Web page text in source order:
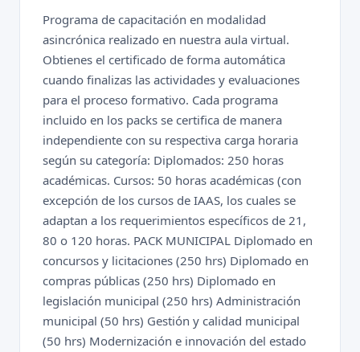
Programa de capacitación en modalidad
asincrónica realizado en nuestra aula virtual.
Obtienes el certificado de forma automática
cuando finalizas las actividades y evaluaciones
para el proceso formativo. Cada programa
incluido en los packs se certifica de manera
independiente con su respectiva carga horaria
según su categoría: Diplomados: 250 horas
académicas. Cursos: 50 horas académicas (con
excepción de los cursos de IAAS, los cuales se
adaptan a los requerimientos específicos de 21,
80 o 120 horas. PACK MUNICIPAL Diplomado en
concursos y licitaciones (250 hrs) Diplomado en
compras públicas (250 hrs) Diplomado en
legislación municipal (250 hrs) Administración
municipal (50 hrs) Gestión y calidad municipal
(50 hrs) Modernización e innovación del estado